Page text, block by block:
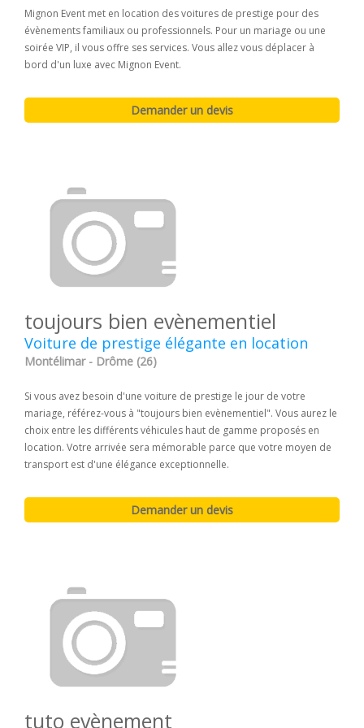
Mignon Event met en location des voitures de prestige pour des
évènements familiaux ou professionnels. Pour un mariage ou une
soirée VIP, il vous offre ses services. Vous allez vous déplacer à
bord d'un luxe avec Mignon Event.
toujours bien evènementiel
Voiture de prestige élégante en location
Montélimar - Drôme (26)
Si vous avez besoin d'une voiture de prestige le jour de votre
mariage, référez-vous à "toujours bien evènementiel". Vous aurez le
choix entre les différents véhicules haut de gamme proposés en
location. Votre arrivée sera mémorable parce que votre moyen de
transport est d'une élégance exceptionnelle.
tuto evènement